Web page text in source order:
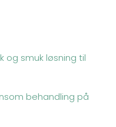
og smuk løsning til
behandling på